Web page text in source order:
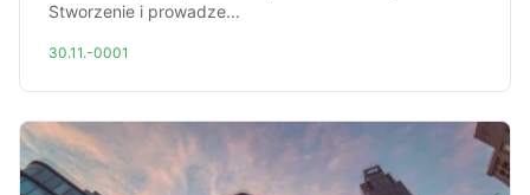
Stworzenie i prowadze...
30.11.-0001